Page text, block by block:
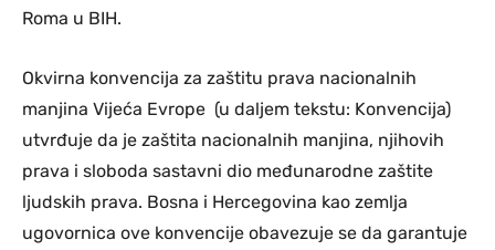
Roma u BIH.
Okvirna konvencija za zaštitu prava nacionalnih
manjina Vijeća Evrope (u daljem tekstu: Konvencija)
utvrđuje da je zaštita nacionalnih manjina, njihovih
prava i sloboda sastavni dio međunarodne zaštite
ljudskih prava. Bosna i Hercegovina kao zemlja
ugovornica ove konvencije obavezuje se da garantuje